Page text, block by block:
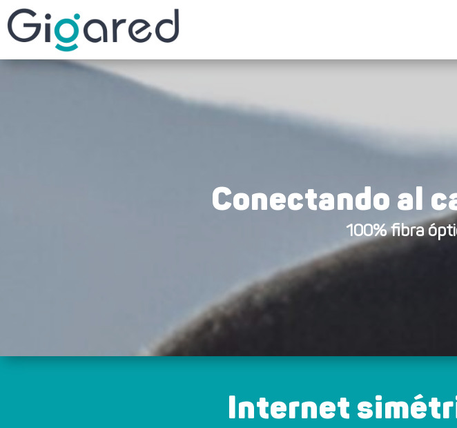
Conectando al
100% fibra
Internet